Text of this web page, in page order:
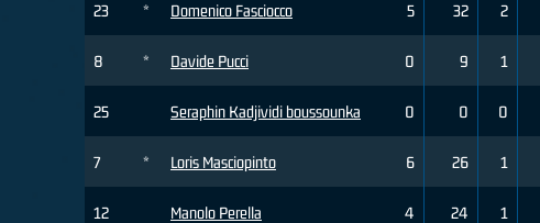
23 * Domenico Fasciocco
8 * Davide Pucci
25 Seraphin Kadjividi boussounka
7 * Loris Masciopinto
12 Manolo Perella
5 32 2
0 9 1
0 0 0
6 26 1
4 24 1